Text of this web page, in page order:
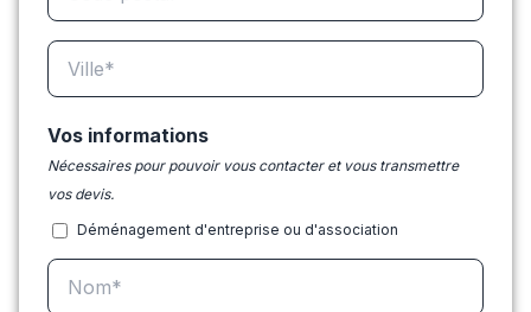
Vos informations
Nécessaires pour pouvoir vous contacter et vous transmettre
vos devis.
Déménagement d'entreprise ou d'association